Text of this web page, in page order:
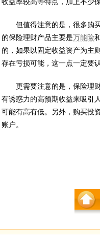
收益率较高等特点，加上不少
但值得注意的是，很多购买
的保险理财产品主要是万能险和
的，如果以固定收益资产为主
存在亏损可能，这一点一定要
更需要注意的是，保险理财
有诱惑力的高预期收益来吸引
可能有高有低。另外，购买投
账户。